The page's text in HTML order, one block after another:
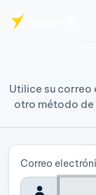
Utilice su
otro método de
Correo